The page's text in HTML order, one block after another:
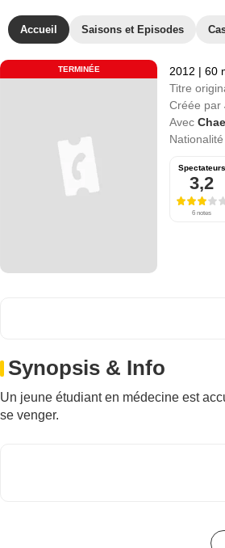
Accueil Saisons et Episodes
TERMINÉE 2012 | 60
Titre
Créée par
Avec
Nationalité
Spectateurs
3,2
6 notes
Synopsis & Info
Un jeune étudiant en médecine est
se venger.